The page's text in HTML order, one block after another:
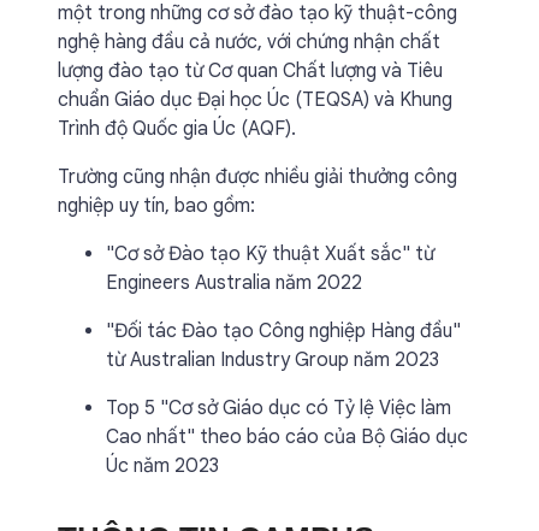
một trong những cơ sở đào tạo kỹ thuật-công
nghệ hàng đầu cả nước, với chứng nhận chất
lượng đào tạo từ Cơ quan Chất lượng và Tiêu
chuẩn Giáo dục Đại học Úc (TEQSA) và Khung
Trình độ Quốc gia Úc (AQF).
Trường cũng nhận được nhiều giải thưởng công
nghiệp uy tín, bao gồm:
"Cơ sở Đào tạo Kỹ thuật Xuất sắc" từ
Engineers Australia năm 2022
"Đối tác Đào tạo Công nghiệp Hàng đầu"
từ Australian Industry Group năm 2023
Top 5 "Cơ sở Giáo dục có Tỷ lệ Việc làm
Cao nhất" theo báo cáo của Bộ Giáo dục
Úc năm 2023